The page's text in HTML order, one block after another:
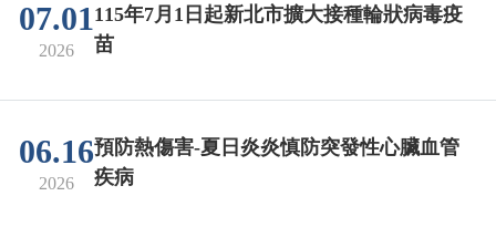
07.01
2026
115年7月1日起新北市擴大接種輪狀病毒疫
苗
06.16
2026
預防熱傷害-夏日炎炎慎防突發性心臟血管
疾病